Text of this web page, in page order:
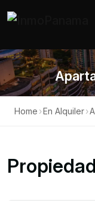
Home ›En Alquiler›